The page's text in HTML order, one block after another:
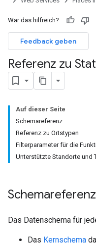
War das hilfreich?
Feedback geben
Referenz zu
Auf dieser Seite
Schemareferenz
Referenz zu Ortstypen
Filterparameter für die
Unterstützte Standorte und
Schemareferenz
Das Datenschema für
Das Kernschema